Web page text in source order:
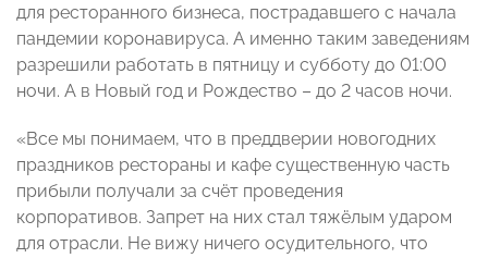
для ресторанного бизнеса, пострадавшего с начала
пандемии коронавируса. А именно таким заведениям
разрешили работать в пятницу и субботу до 01:00
ночи. А в Новый год и Рождество – до 2 часов ночи.
«Все мы понимаем, что в преддверии новогодних
праздников рестораны и кафе существенную часть
прибыли получали за счёт проведения
корпоративов. Запрет на них стал тяжёлым ударом
для отрасли. Не вижу ничего осудительного, что